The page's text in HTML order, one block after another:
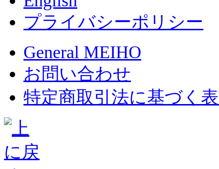
プライバシーポリシー
General MEIHO
お問い合わせ
特定商取引法に基づく